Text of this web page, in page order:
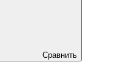
Сравнить